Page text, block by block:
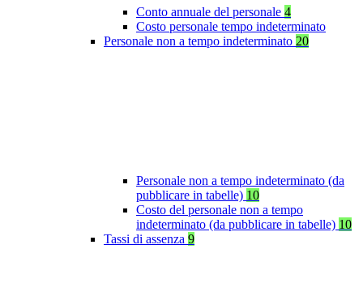
Conto annuale del personale 4
Costo personale tempo indeterminato
Personale non a tempo indeterminato 20
Personale non a tempo indeterminato (da
pubblicare in tabelle) 10
Costo del personale non a tempo
indeterminato (da pubblicare in tabelle) 10
Tassi di assenza 9